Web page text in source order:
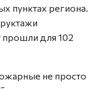
пунктах региона.
прошли для 102
не просто
как